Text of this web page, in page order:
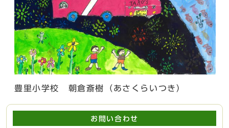
豊里小学校 朝倉斎樹（あさくらいつき）
お問い合わせ